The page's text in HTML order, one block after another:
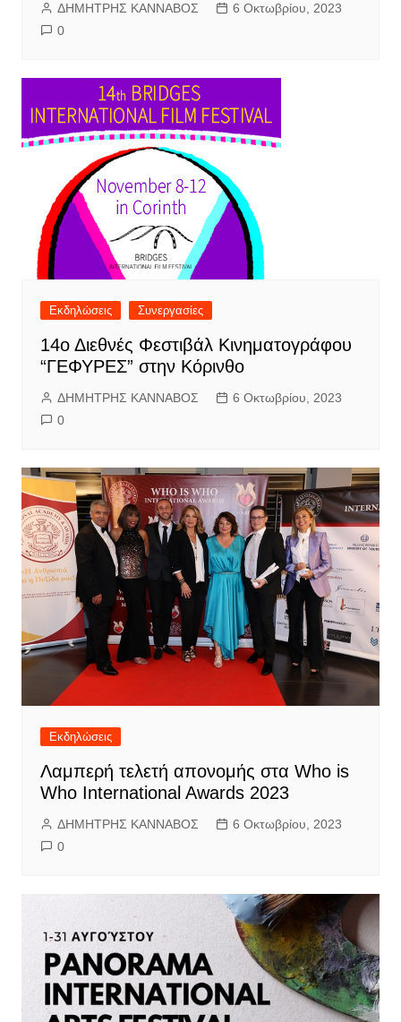
ΔΗΜΗΤΡΗΣ ΚΑΝΝΑΒΟΣ
6 Οκτωβρίου, 2023
0
Εκδηλώσεις Συνεργασίες
14ο Διεθνές Φεστιβάλ Κινηματογράφου
“ΓΕΦΥΡΕΣ” στην Κόρινθο
ΔΗΜΗΤΡΗΣ ΚΑΝΝΑΒΟΣ
6 Οκτωβρίου, 2023
0
Εκδηλώσεις
Λαμπερή τελετή απονομής στα Who is
Who International Awards 2023
ΔΗΜΗΤΡΗΣ ΚΑΝΝΑΒΟΣ
6 Οκτωβρίου, 2023
0